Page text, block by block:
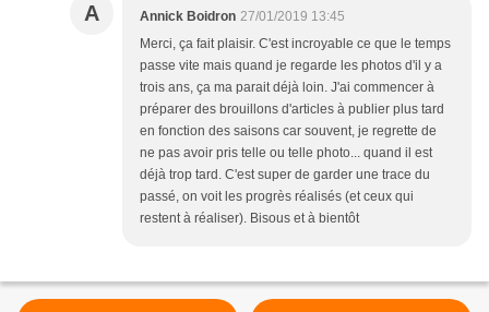
A Annick Boidron 27/01/2019 13:45
Merci, ça fait plaisir. C'est incroyable ce que le temps
passe vite mais quand je regarde les photos d'il y a
trois ans, ça ma parait déjà loin. J'ai commencer à
préparer des brouillons d'articles à publier plus tard
en fonction des saisons car souvent, je regrette de
ne pas avoir pris telle ou telle photo... quand il est
déjà trop tard. C'est super de garder une trace du
passé, on voit les progrès réalisés (et ceux qui
restent à réaliser). Bisous et à bientôt